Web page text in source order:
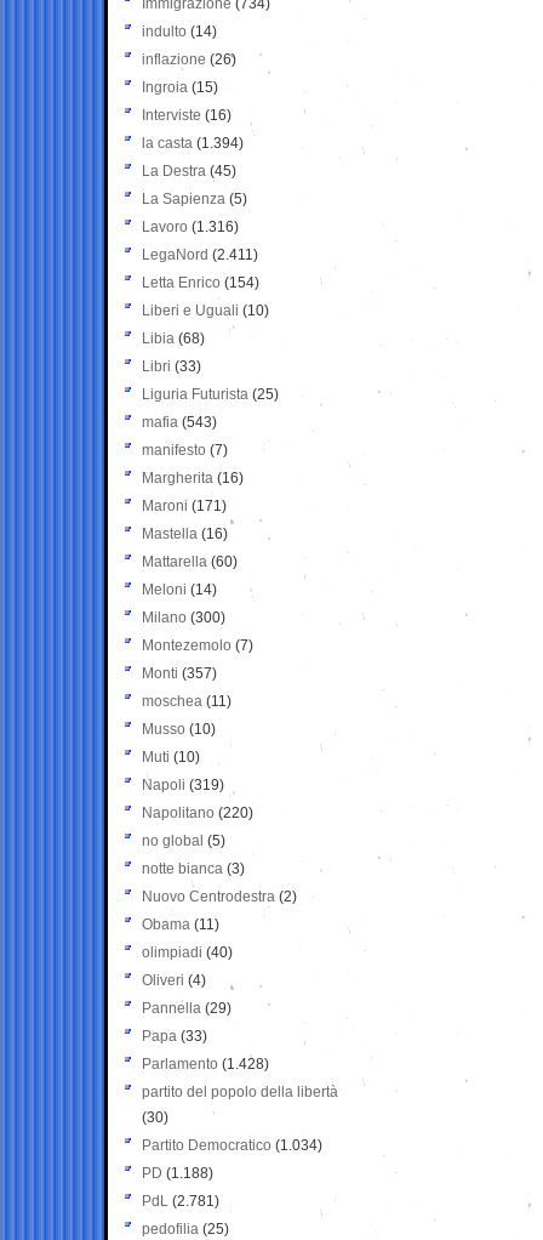
Immigrazione (734)
indulto (14)
inflazione (26)
Ingroia (15)
Interviste (16)
la casta (1.394)
La Destra (45)
La Sapienza (5)
Lavoro (1.316)
LegaNord (2.411)
Letta Enrico (154)
Liberi e Uguali (10)
Libia (68)
Libri (33)
Liguria Futurista (25)
mafia (543)
manifesto (7)
Margherita (16)
Maroni (171)
Mastella (16)
Mattarella (60)
Meloni (14)
Milano (300)
Montezemolo (7)
Monti (357)
moschea (11)
Musso (10)
Muti (10)
Napoli (319)
Napolitano (220)
no global (5)
notte bianca (3)
Nuovo Centrodestra (2)
Obama (11)
olimpiadi (40)
Oliveri (4)
Pannella (29)
Papa (33)
Parlamento (1.428)
partito del popolo della libertà
(30)
Partito Democratico (1.034)
PD (1.188)
PdL (2.781)
pedofilia (25)